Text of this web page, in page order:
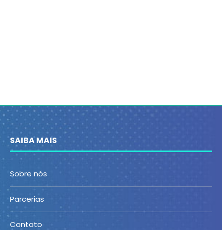
SAIBA MAIS
Sobre nós
Parcerias
Contato